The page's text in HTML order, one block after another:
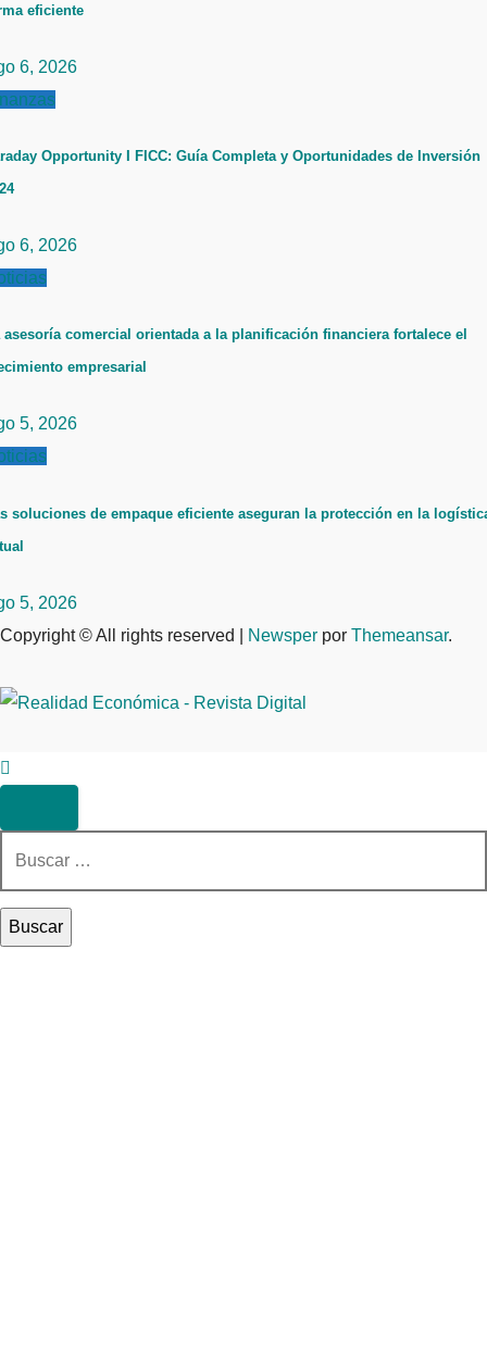
eficiente
6, 2026
Opportunity I FICC: Guía Completa y Oportunidades de Inversión
6, 2026
asesoría comercial orientada a la planificación financiera fortalece el
empresarial
5, 2026
soluciones de empaque eficiente aseguran la protección en la
5, 2026
Copyright © All rights reserved
Newsper por Themeansar.